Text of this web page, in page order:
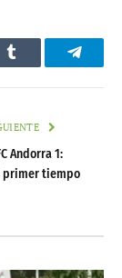
Tumblr
Andorra 1:
primer tiempo